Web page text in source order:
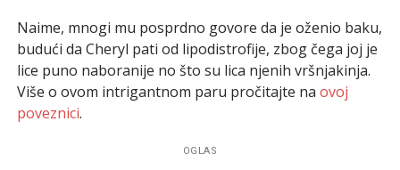
Naime, mnogi mu posprdno govore da je oženio baku,
budući da Cheryl pati od lipodistrofije, zbog čega joj je
lice puno naboranije no što su lica njenih vršnjakinja.
Više o ovom intrigantnom paru pročitajte na ovoj
poveznici.
OGLAS